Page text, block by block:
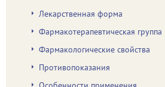
Лекарственная форма
Фармакотерапевтическая группа
Фармакологические свойства
Противопоказания